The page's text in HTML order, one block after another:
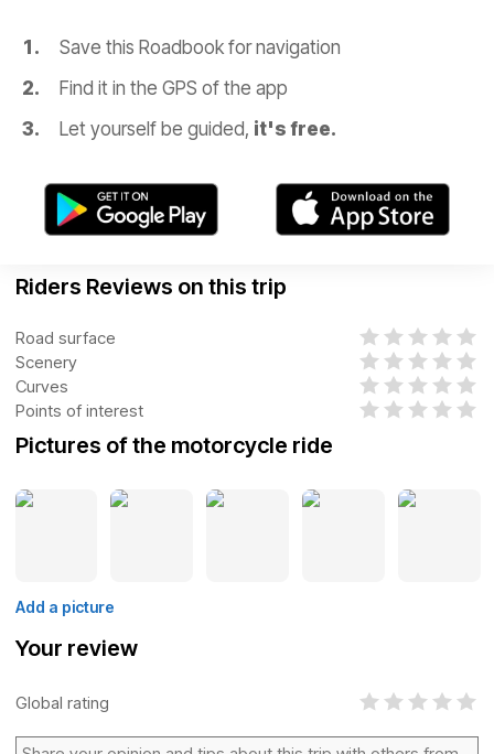
Save this Roadbook for navigation
Find it in the GPS of the app
Let yourself be guided, it's free.
Riders Reviews on this trip
Road surface
Scenery
Curves
Points of interest
Pictures of the motorcycle ride
Add a picture
Your review
Global rating